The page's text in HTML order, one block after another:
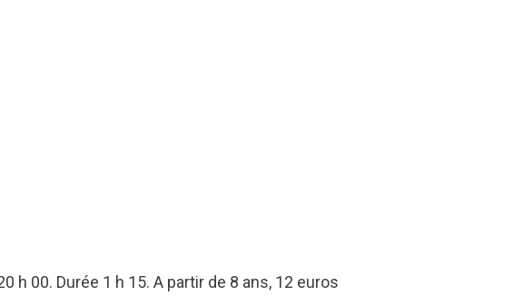
h 00. Durée 1 h 15. A partir de 8 ans, 12 euros